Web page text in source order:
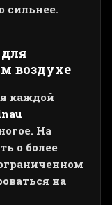
сильнее.
воздухе
каждой
На
о более
на